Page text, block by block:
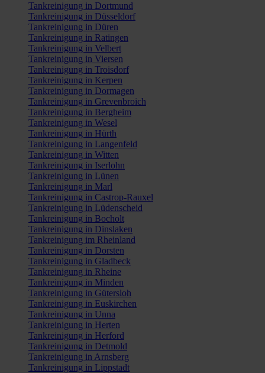
Tankreinigung in Dortmund
Tankreinigung in Düsseldorf
Tankreinigung in Düren
Tankreinigung in Ratingen
Tankreinigung in Velbert
Tankreinigung in Viersen
Tankreinigung in Troisdorf
Tankreinigung in Kerpen
Tankreinigung in Dormagen
Tankreinigung in Grevenbroich
Tankreinigung in Bergheim
Tankreinigung in Wesel
Tankreinigung in Hürth
Tankreinigung in Langenfeld
Tankreinigung in Witten
Tankreinigung in Iserlohn
Tankreinigung in Lünen
Tankreinigung in Marl
Tankreinigung in Castrop-Rauxel
Tankreinigung in Lüdenscheid
Tankreinigung in Bocholt
Tankreinigung in Dinslaken
Tankreinigung im Rheinland
Tankreinigung in Dorsten
Tankreinigung in Gladbeck
Tankreinigung in Rheine
Tankreinigung in Minden
Tankreinigung in Gütersloh
Tankreinigung in Euskirchen
Tankreinigung in Unna
Tankreinigung in Herten
Tankreinigung in Herford
Tankreinigung in Detmold
Tankreinigung in Arnsberg
Tankreinigung in Lippstadt